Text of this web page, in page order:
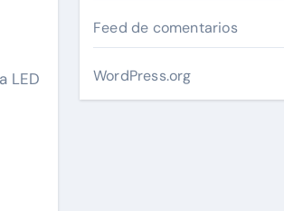
LED
Feed de comentarios
WordPress.org